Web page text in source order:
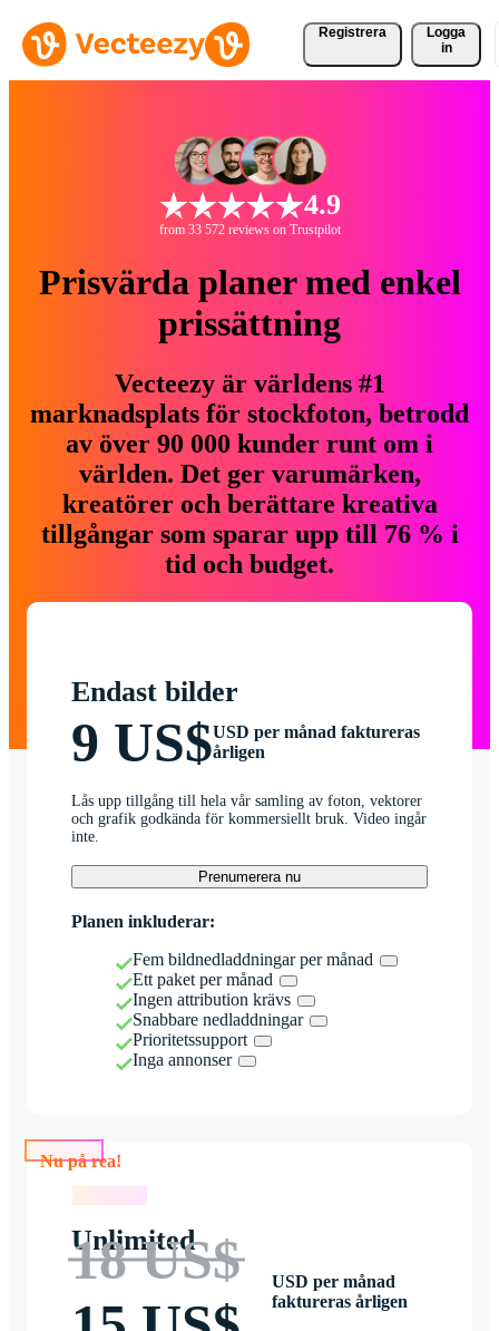
Registrera
Logga
in
4.9
from 33 572 reviews on Trustpilot
Prisvärda planer med enkel
prissättning
Vecteezy är världens #1
marknadsplats för stockfoton, betrodd
av över 90 000 kunder runt om i
världen. Det ger varumärken,
kreatörer och berättare kreativa
tillgångar som sparar upp till 76 % i
tid och budget.
Endast bilder
9 US$USD per månad faktureras
årligen
Lås upp tillgång till hela vår samling av foton, vektorer
och grafik godkända för kommersiellt bruk. Video ingår
inte.
Prenumerera nu
Planen inkluderar:
Fem bildnedladdningar per månad
Ett paket per månad
Ingen attribution krävs
Snabbare nedladdningar
Prioritetssupport
Inga annonser
Nu på rea!
Unlimited
18 US$
USD per månad
faktureras årligen